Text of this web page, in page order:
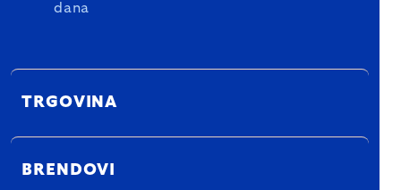
dana
TRGOVINA
BRENDOVI